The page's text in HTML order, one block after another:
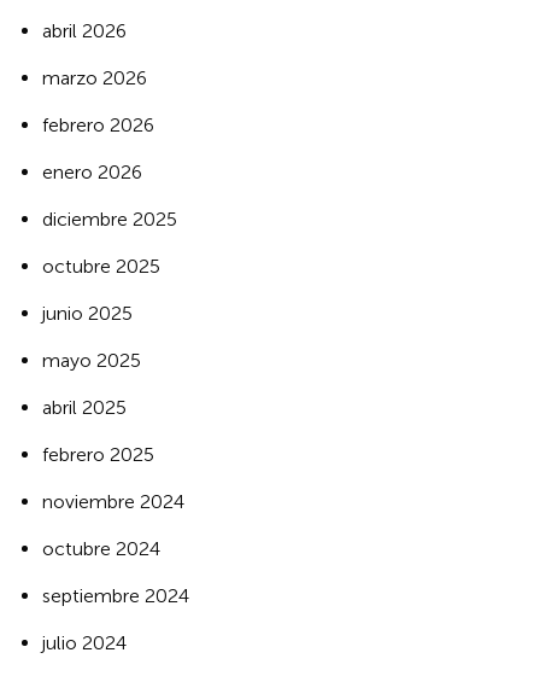
abril 2026
marzo 2026
febrero 2026
enero 2026
diciembre 2025
octubre 2025
junio 2025
mayo 2025
abril 2025
febrero 2025
noviembre 2024
octubre 2024
septiembre 2024
julio 2024